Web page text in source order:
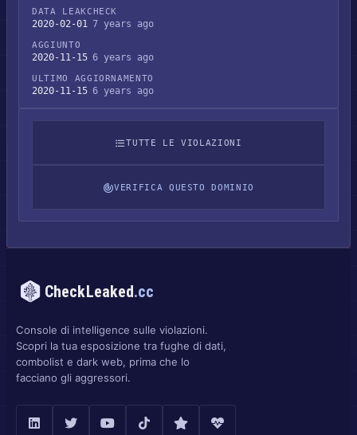
DATA LEAKCHECK
2020-02-01 7 years ago
AGGIUNTO
2020-11-15 6 years ago
ULTIMO AGGIORNAMENTO
2020-11-15 6 years ago
TUTTE LE VIOLAZIONI
VERIFICA QUESTO DOMINIO
CheckLeaked.cc
Console di intelligence sulle violazioni.
Scopri la tua esposizione tra fughe di dati,
combolist e dark web, prima che lo
facciano gli aggressori.